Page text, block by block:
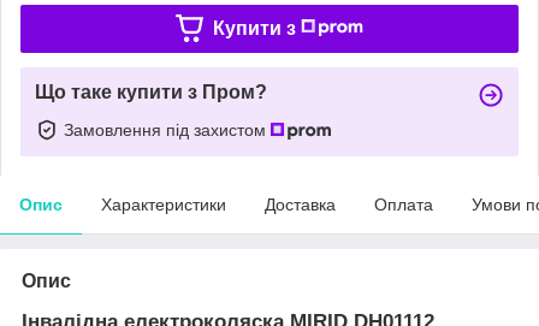
Купити з
Що таке купити з Пром?
Замовлення під захистом
Опис Характеристики Доставка Оплата Умови
Опис